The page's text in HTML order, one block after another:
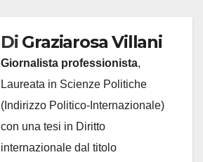
Di Graziarosa Villani
Giornalista professionista,
Laureata in Scienze Politiche
(Indirizzo Politico-Internazionale)
con una tesi in Diritto
internazionale dal titolo